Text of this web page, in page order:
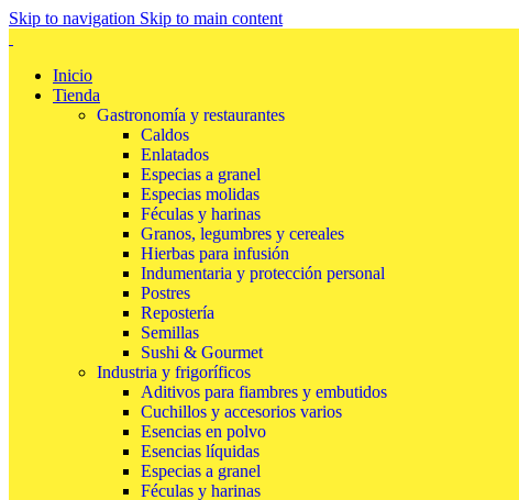
Skip to navigation Skip to main content
Inicio
Tienda
Gastronomía y restaurantes
Caldos
Enlatados
Especias a granel
Especias molidas
Féculas y harinas
Granos, legumbres y cereales
Hierbas para infusión
Indumentaria y protección personal
Postres
Repostería
Semillas
Sushi & Gourmet
Industria y frigoríficos
Aditivos para fiambres y embutidos
Cuchillos y accesorios varios
Esencias en polvo
Esencias líquidas
Especias a granel
Féculas y harinas